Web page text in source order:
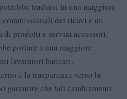
tradursi in una maggiore
dei ricavi e un
di prodotti e servizi accessori.
portare a una maggiore
lavoratori bancari,
e la trasparenza verso la
garantire che tali cambiamenti